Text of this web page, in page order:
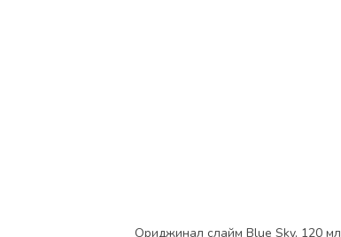
Ориджинал слайм Blue Sky, 120 мл